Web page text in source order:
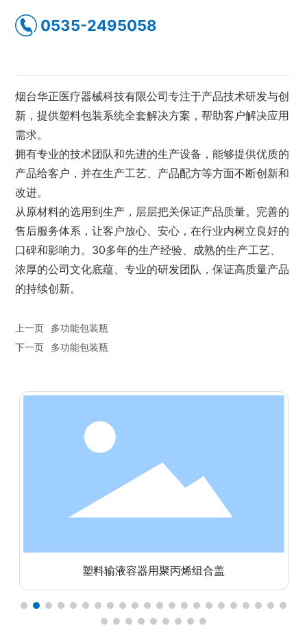
0535-2495058
烟台华正医疗器械科技有限公司专注于产品技术研发与创
新，提供塑料包装系统全套解决方案，帮助客户解决应用
需求。
拥有专业的技术团队和先进的生产设备，能够提供优质的
产品给客户，并在生产工艺、产品配方等方面不断创新和
改进。
从原材料的选用到生产，层层把关保证产品质量。完善的
售后服务体系，让客户放心、安心，在行业内树立良好的
口碑和影响力。30多年的生产经验、成熟的生产工艺、
浓厚的公司文化底蕴、专业的研发团队，保证高质量产品
的持续创新。
上一页
多功能包装瓶
多功能包装瓶
下一页
塑料输液容器用聚丙烯组合盖